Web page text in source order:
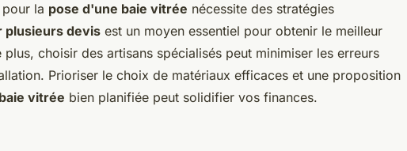
la pose d'une baie vitrée nécessite des stratégies
plusieurs devis est un moyen essentiel pour obtenir le meilleur
choisir des artisans spécialisés peut minimiser les erreurs
Prioriser le choix de matériaux efficaces et une proposition
vitrée bien planifiée peut solidifier vos finances.